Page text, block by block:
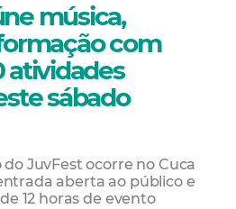
música,
com
atividades
sábado
JuvFest ocorre no Cuca
aberta ao público e
12 horas de evento